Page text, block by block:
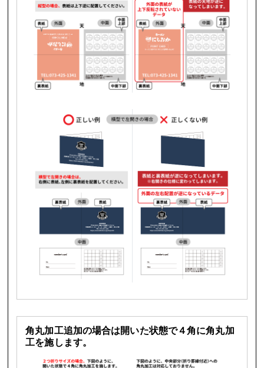
角丸加工追加の場合は開いた状態で４角に角丸加
工を施します。